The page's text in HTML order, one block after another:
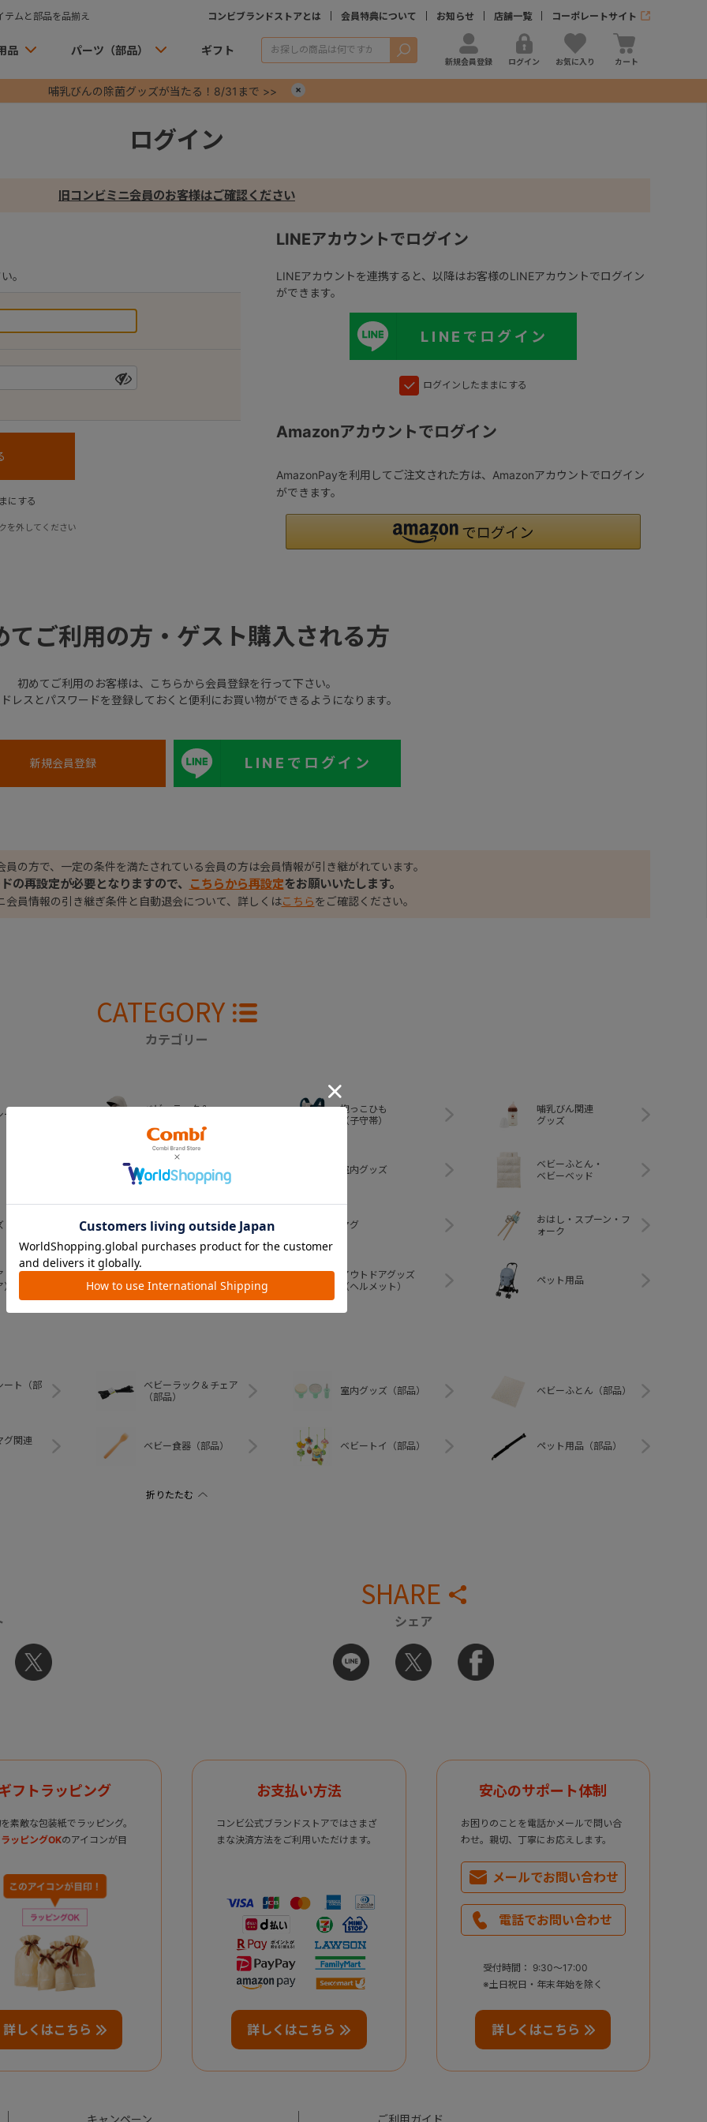
ムと部品を品揃え コンビブランドストアとは 会員特典について お知らせ 店舗一覧 コーポレートサイト
品 パーツ（部品） ギフト 検索
新規会員登録 ログイン お気に入り カート
哺乳びんの除菌グッズが当たる！8/31まで >>
ログイン
旧コンビミニ会員のお客様はご確認ください
。
にする
を外してください
LINEアカウントでログイン
LINEアカウントを連携すると、以降はお客様のLINEアカウントでログイン
ができます。
LINEでログイン
ログインしたままにする
Amazonアカウントでログイン
AmazonPayを利用してご注文された方は、Amazonアカウントでログイン
ができます。
てご利用の方・ゲスト購入される方
初めてご利用のお客様は、こちらから会員登録を行って下さい。
レスとパスワードを登録しておくと便利にお買い物ができるようになります。
LINEでログイン
員の方で、一定の条件を満たされている会員の方は会員情報が引き継がれています。
の再設定が必要となりますので、 こちらから再設定をお願いいたします。
会員情報の引き継ぎ条件と自動退会について、詳しくはこちらをご確認ください。
CATEGORY
カテゴリー
ト
ベビーラック＆
抱っこひも
（子守帯）
哺乳びん関連
グッズ
おむつ・
トイレグッズ
室内グッズ
ベビーふとん・
ベビーベッド
ベビー食器 マグ
おはし・スプーン・フ
ォーク
ベビートイ
アウトドアグッズ
（ヘルメット）
ペット用品
ート（部
ベビーラック＆チェア
（部品）
室内グッズ（部品） ベビーふとん（部品）
グ関連
ベビー食器（部品） ベビートイ（部品） ペット用品（部品）
SHARE
シェア
フトラッピング
素敵な包装紙でラッピング。
ッピングOKのアイコンが目
詳しくはこちら
お支払い方法
コンビ公式ブランドストアではさまざ
まな決済方法をご利用いただけます。
詳しくはこちら
安心のサポート体制
お困りのことを電話かメールで問い合
わせ。親切、丁寧にお応えします。
メールでお問い合わせ
電話でお問い合わせ
受付時間： 9:30～17:00
※土日祝日・年末年始を除く
詳しくはこちら
キャンペーン ご利用ガイド